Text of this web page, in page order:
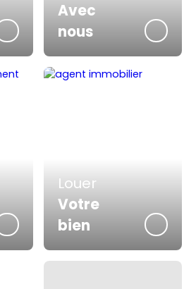
Avec
nous
Louer
Votre
bien